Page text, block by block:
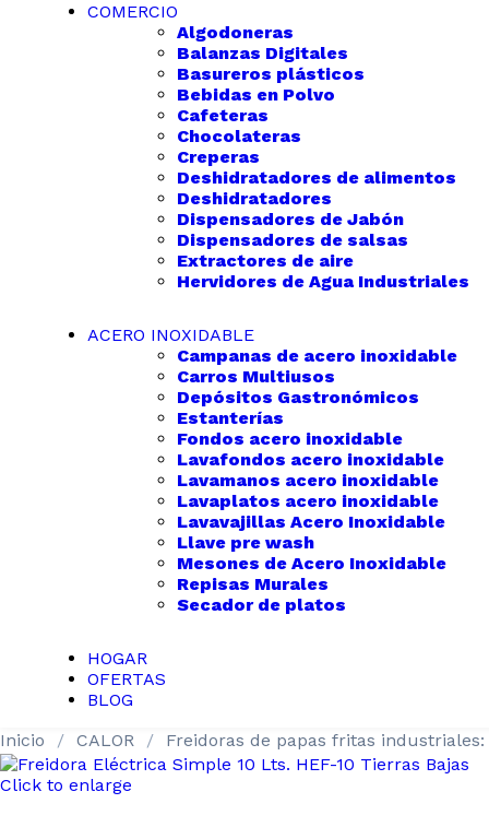
COMERCIO
Algodoneras
Balanzas Digitales
Basureros plásticos
Bebidas en Polvo
Cafeteras
Chocolateras
Creperas
Deshidratadores de alimentos
Deshidratadores
Dispensadores de Jabón
Dispensadores de salsas
Extractores de aire
Hervidores de Agua Industriales
ACERO INOXIDABLE
Campanas de acero inoxidable
Carros Multiusos
Depósitos Gastronómicos
Estanterías
Fondos acero inoxidable
Lavafondos acero inoxidable
Lavamanos acero inoxidable
Lavaplatos acero inoxidable
Lavavajillas Acero Inoxidable
Llave pre wash
Mesones de Acero Inoxidable
Repisas Murales
Secador de platos
HOGAR
OFERTAS
BLOG
Inicio
CALOR Freidoras de papas fritas
Click to enlarge